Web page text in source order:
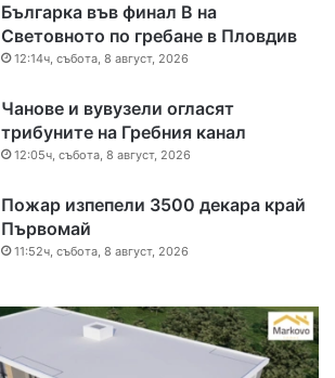
Българка във финал B на
Световното по гребане в Пловдив
12:14ч, събота, 8 август, 2026
Чанове и вувузели огласят
трибуните на Гребния канал
12:05ч, събота, 8 август, 2026
Пожар изпепели 3500 декара край
Първомай
11:52ч, събота, 8 август, 2026